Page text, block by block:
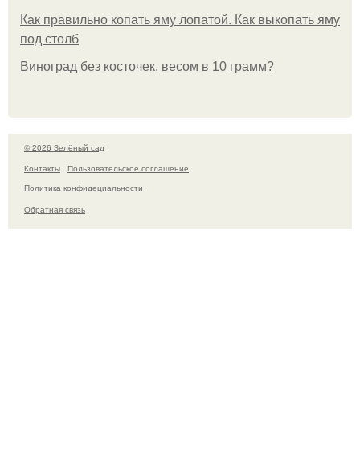
Как правильно копать яму лопатой. Как выкопать яму
под столб
Виноград без косточек, весом в 10 грамм?
© 2026 Зелёный сад
Контакты
Пользовательское соглашение
Политика конфидециальности
Обратная связь